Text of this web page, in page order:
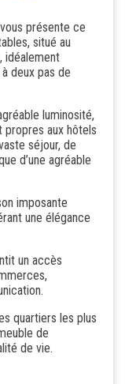
présente ce
situé au
idéalement
deux pas de
luminosité,
aux hôtels
séjour, de
d’une agréable
imposante
une élégance
un accès
quartiers les plus
de
de vie.